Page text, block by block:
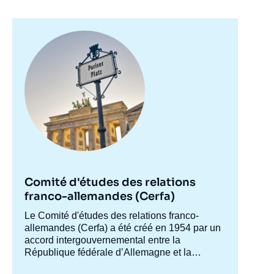
principale
Comité d'études des relations
franco-allemandes (Cerfa)
Accroche
centre
Le Comité d'études des relations franco-
allemandes (Cerfa) a été créé en 1954 par un
accord intergouvernemental entre la
République fédérale d’Allemagne et la
Ifri, 24 septembre 2024.